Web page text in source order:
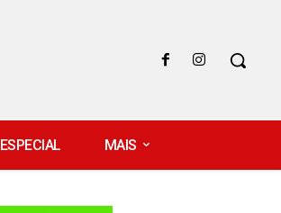
ESPECIAL MAIS